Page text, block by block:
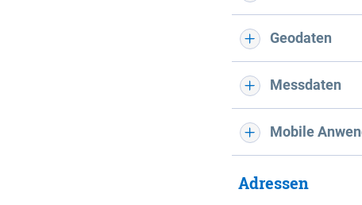
Geodaten
Messdaten
Mobile
Adressen